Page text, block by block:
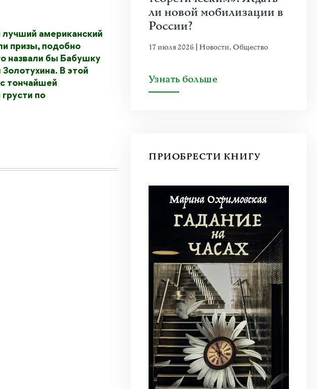
американский
призы, подобно
назвали бы Бабушку
В этой
тончайшей
по
ли новой мобилизации в
России?
17 июля 2026 Новости,Общество
Узнать больше
ПРИОБРЕСТИ КНИГУ